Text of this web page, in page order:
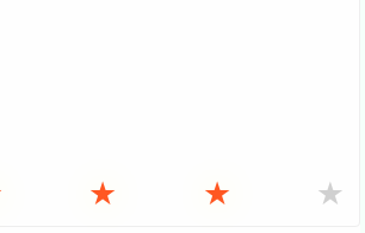
★ ★ ★